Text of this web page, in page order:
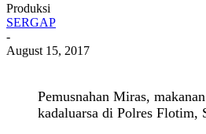
Produksi
SERGAP
-
August 15, 2017
Pemusnahan Miras,
kadaluarsa di Polres Flotim,